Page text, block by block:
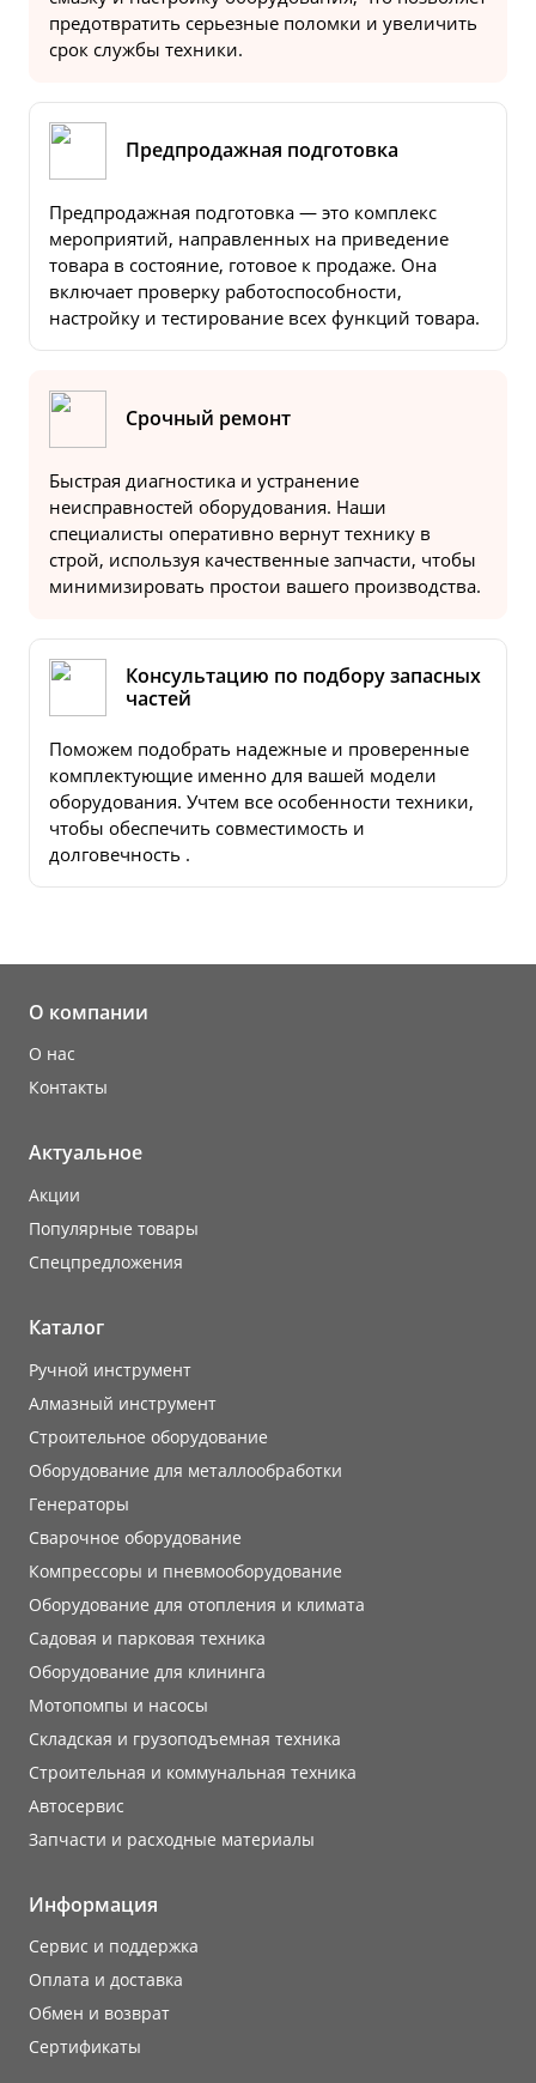
предотвратить серьезные поломки и увеличить
срок службы техники.
Предпродажная подготовка
Предпродажная подготовка — это комплекс
мероприятий, направленных на приведение
товара в состояние, готовое к продаже. Она
включает проверку работоспособности,
настройку и тестирование всех функций товара.
Срочный ремонт
Быстрая диагностика и устранение
неисправностей оборудования. Наши
специалисты оперативно вернут технику в
строй, используя качественные запчасти, чтобы
минимизировать простои вашего производства.
Консультацию по подбору запасных
частей
Поможем подобрать надежные и проверенные
комплектующие именно для вашей модели
оборудования. Учтем все особенности техники,
чтобы обеспечить совместимость и
долговечность .
О компании
О нас
Контакты
Актуальное
Акции
Популярные товары
Cпецпредложения
Каталог
Ручной инструмент
Алмазный инструмент
Строительное оборудование
Оборудование для металлообработки
Генераторы
Сварочное оборудование
Компрессоры и пневмооборудование
Оборудование для отопления и климата
Садовая и парковая техника
Оборудование для клининга
Мотопомпы и насосы
Складская и грузоподъемная техника
Строительная и коммунальная техника
Автосервис
Запчасти и расходные материалы
Информация
Сервис и поддержка
Оплата и доставка
Обмен и возврат
Сертификаты